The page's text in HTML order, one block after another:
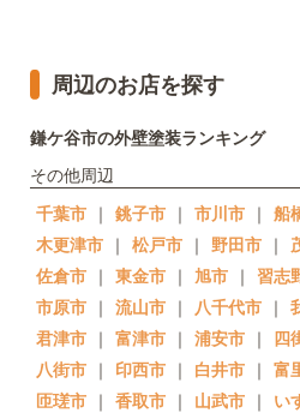
周辺のお店を探す
鎌ケ谷市の外壁塗装ランキング
その他周辺
千葉市 ｜ 銚子市 ｜ 市川市 ｜ 船
木更津市 ｜ 松戸市 ｜ 野田市 ｜
佐倉市 ｜ 東金市 ｜ 旭市 ｜ 習志
市原市 ｜ 流山市 ｜ 八千代市 ｜
君津市 ｜ 富津市 ｜ 浦安市 ｜ 四
八街市 ｜ 印西市 ｜ 白井市 ｜ 富
匝瑳市 ｜ 香取市 ｜ 山武市 ｜ い